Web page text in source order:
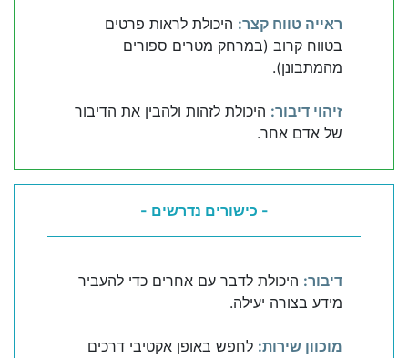
ראייה טווח קצר: היכולת לראות פרטים
בטווח קרוב (במרחק מטרים ספורים
מהמתבונן).
זיהוי דיבור: היכולת לזהות ולהבין את הדיבור
של אדם אחר.
- כישורים נדרשים -
דיבור: היכולת לדבר עם אחרים כדי להעביר
מידע בצורה יעילה.
מוכוון שירות: לחפש באופן אקטיבי דרכים